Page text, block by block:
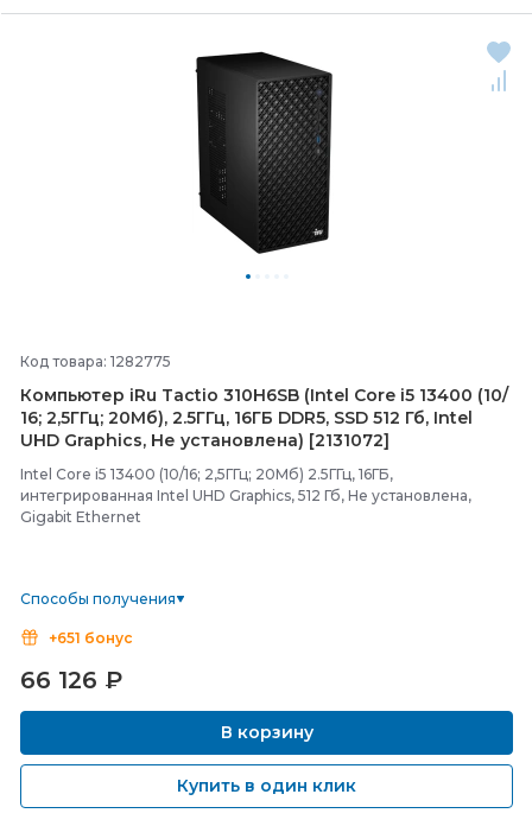
Код товара: 1282775
Компьютер iRu Tactio 310H6SB (Intel Core i5 13400 (10/
16; 2,5ГГц; 20Мб), 2.5ГГц, 16ГБ DDR5, SSD 512 Гб, Intel
UHD Graphics, Не установлена) [2131072]
Intel Core i5 13400 (10/16; 2,5ГГц; 20Мб) 2.5ГГц, 16ГБ,
интегрированная Intel UHD Graphics, 512 Гб, Не установлена,
Gigabit Ethernet
Способы получения
+651 бонус
66 126 ₽
В корзину
Купить в один клик